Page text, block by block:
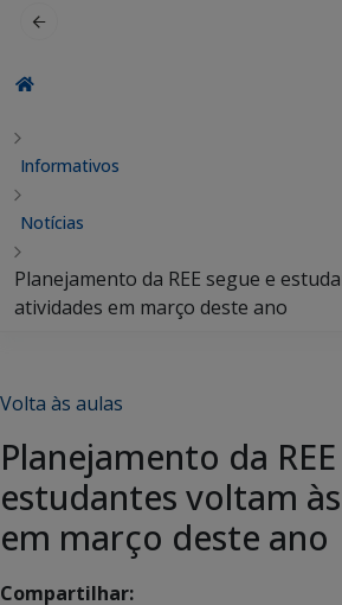
Informativos
Notícias
Planejamento da REE segue e
atividades em março deste ano
Volta às aulas
Planejamento da
estudantes voltam
em março deste ano
Compartilhar: